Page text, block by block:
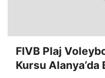
FIVB Plaj
Kursu Alanya’da